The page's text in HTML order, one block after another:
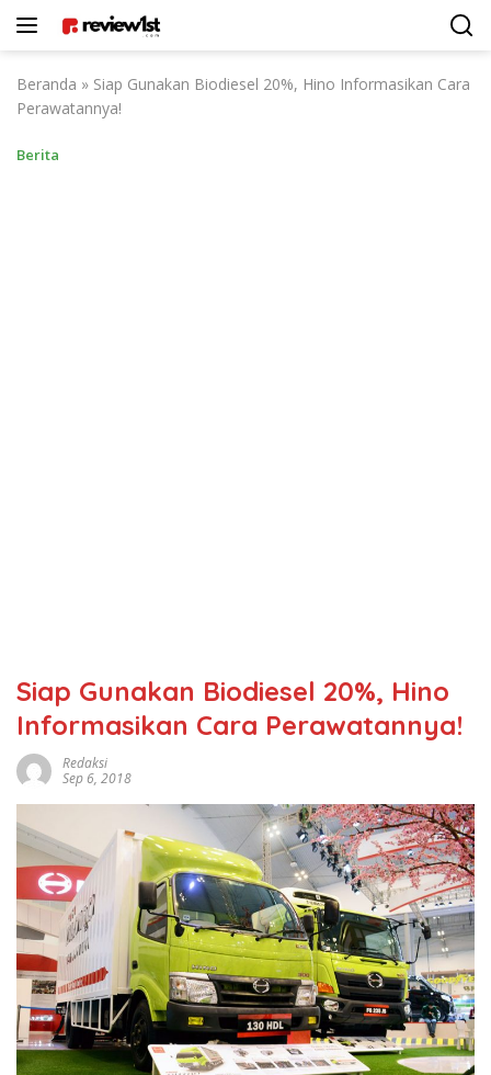
Beranda » Siap Gunakan Biodiesel 20%, Hino Informasikan Cara
Perawatannya!
Berita
Siap Gunakan Biodiesel 20%, Hino
Informasikan Cara Perawatannya!
Redaksi
Sep 6, 2018